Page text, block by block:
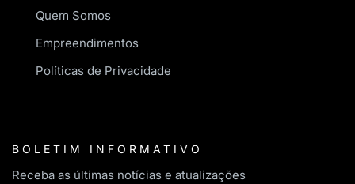
Quem Somos
Empreendimentos
Políticas de Privacidade
BOLETIM INFORMATIVO
Receba as últimas notícias e atualizações